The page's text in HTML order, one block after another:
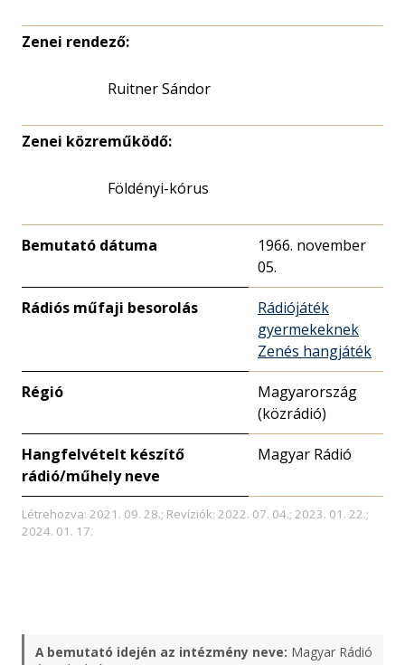
Zenei rendező:
Ruitner Sándor
Zenei közreműködő:
Földényi-kórus
Bemutató dátuma
1966. november
05.
Rádiós műfaji besorolás
Rádiójáték
gyermekeknek
Zenés hangjáték
Régió
Magyarország
(közrádió)
Hangfelvételt készítő
rádió/műhely neve
Magyar Rádió
Létrehozva: 2021. 09. 28.; Revíziók: 2022. 07. 04.; 2023. 01. 22.;
2024. 01. 17.
A bemutató idején az intézmény neve: Magyar Rádió